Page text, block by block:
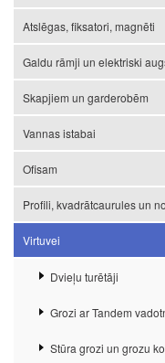
Atslēgas, fiksatori, magnēti
Galdu rāmji un elektriski
Skapjiem un garderobēm
Vannas istabai
Ofisam
Profili, kvadrātcaurules un
Virtuvei
Dvieļu turētāji
Grozi ar Tandem
Stūra grozi un grozu